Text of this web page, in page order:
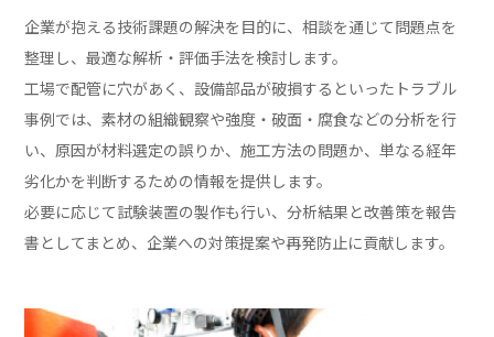
企業が抱える技術課題の解決を目的に、相談を通じて問題点を
整理し、最適な解析・評価手法を検討します。
工場で配管に穴があく、設備部品が破損するといったトラブル
事例では、素材の組織観察や強度・破面・腐食などの分析を行
い、原因が材料選定の誤りか、施工方法の問題か、単なる経年
劣化かを判断するための情報を提供します。
必要に応じて試験装置の製作も行い、分析結果と改善策を報告
書としてまとめ、企業への対策提案や再発防止に貢献します。